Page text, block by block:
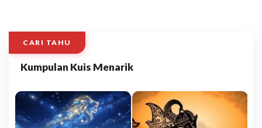
CARI TAHU
Kumpulan Kuis Menarik